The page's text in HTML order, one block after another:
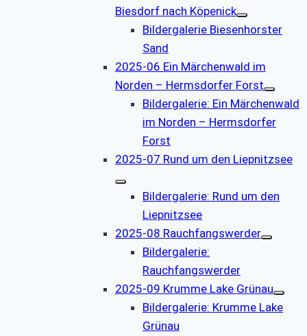
Biesdorf nach Köpenick
Bildergalerie Biesenhorster
Sand
2025-06 Ein Märchenwald im
Norden – Hermsdorfer Forst
Bildergalerie: Ein Märchenwald
im Norden – Hermsdorfer
Forst
2025-07 Rund um den Liepnitzsee
Bildergalerie: Rund um den
Liepnitzsee
2025-08 Rauchfangswerder
Bildergalerie:
Rauchfangswerder
2025-09 Krumme Lake Grünau
Bildergalerie: Krumme Lake
Grünau